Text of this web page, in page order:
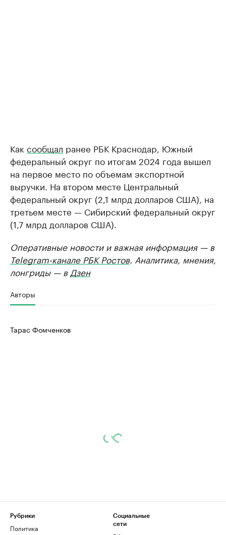
Как сообщал ранее РБК Краснодар, Южный
федеральный округ по итогам 2024 года вышел
на первое место по объемам экспортной
выручки. На втором месте Центральный
федеральный округ (2,1 млрд долларов США), на
третьем месте — Сибирский федеральный округ
(1,7 млрд долларов США).
Оперативные новости и важная информация — в
Telegram-канале РБК Ростов. Аналитика, мнения,
лонгриды — в Дзен
Авторы
Тарас Фомченков
Рубрики
Политика
Социальные
сети